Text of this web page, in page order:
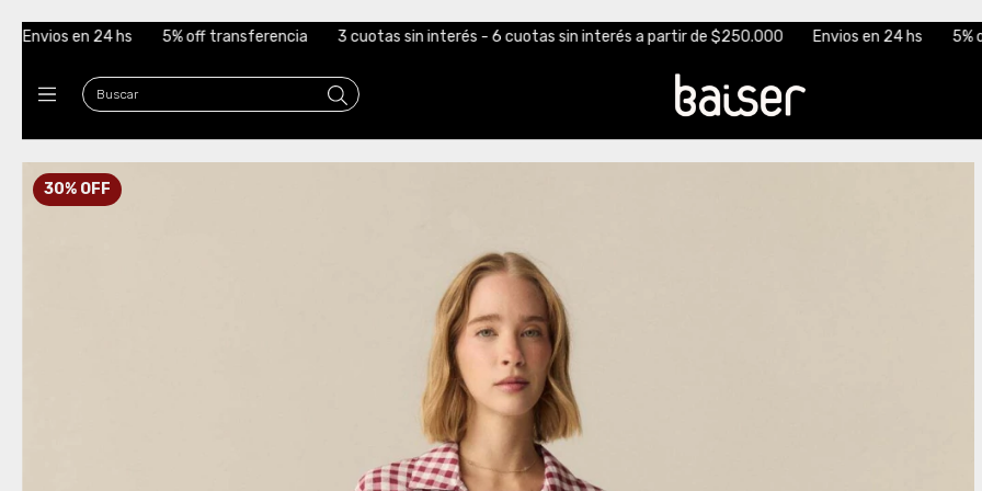
transferencia 3 cuotas sin interés - 6 cuotas sin interés a partir de $250.000 Envios en 24 hs 5% off transferencia 3
30% OFF